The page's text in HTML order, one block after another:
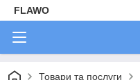
FLAWO
Товари та послуги